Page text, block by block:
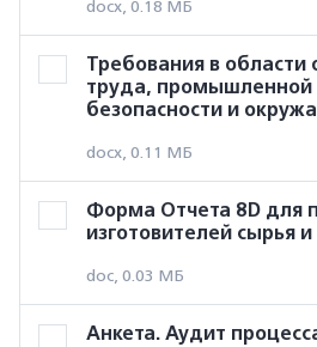
docx, 0.18 МБ
Требования в области
труда, промышленной
безопасности и
docx, 0.11 МБ
Форма Отчета 8D для
изготовителей сырья
doc, 0.03 МБ
Анкета. Аудит